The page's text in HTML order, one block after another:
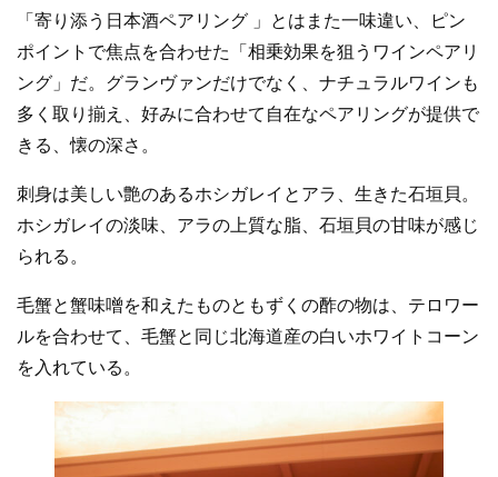
「寄り添う日本酒ペアリング 」とはまた一味違い、ピン
ポイントで焦点を合わせた「相乗効果を狙うワインペアリ
ング」だ。グランヴァンだけでなく、ナチュラルワインも
多く取り揃え、好みに合わせて自在なペアリングが提供で
きる、懐の深さ。
刺身は美しい艶のあるホシガレイとアラ、生きた石垣貝。
ホシガレイの淡味、アラの上質な脂、石垣貝の甘味が感じ
られる。
毛蟹と蟹味噌を和えたものともずくの酢の物は、テロワー
ルを合わせて、毛蟹と同じ北海道産の白いホワイトコーン
を入れている。